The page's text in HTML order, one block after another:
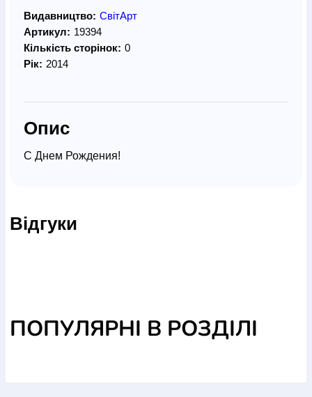
Видавництво: СвітАрт
Артикул: 19394
Кількість сторінок: 0
Рік: 2014
Опис
С Днем Рождения!
Відгуки
ПОПУЛЯРНІ В РОЗДІЛІ